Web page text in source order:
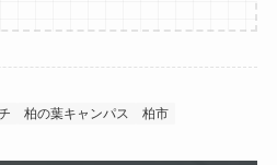
柏の葉キャンパス 柏市